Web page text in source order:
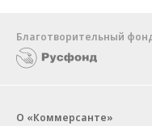
Благотворительный
О «Коммерсанте»